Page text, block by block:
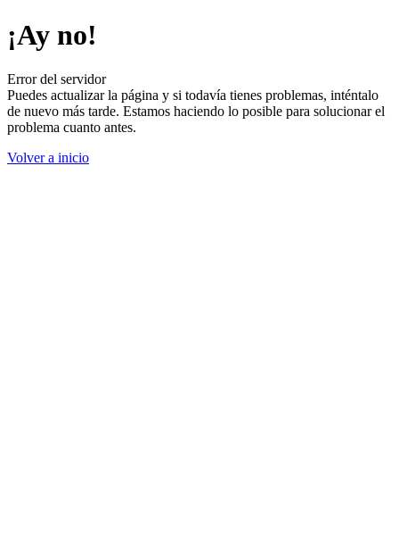
¡Ay no!
Error del servidor
Puedes actualizar la página y si todavía tienes problemas, inténtalo
de nuevo más tarde. Estamos haciendo lo posible para solucionar el
problema cuanto antes.
Volver a inicio